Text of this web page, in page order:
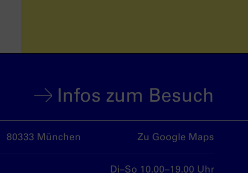
Infos zum Besuch
80333 München Zu Google Maps
Di–So 10.00–19.00 Uhr